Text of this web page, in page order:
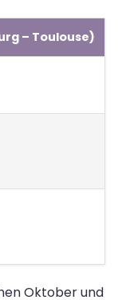
– Toulouse)
Oktober und